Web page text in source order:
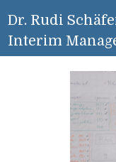
Dr. Rudi
Interim